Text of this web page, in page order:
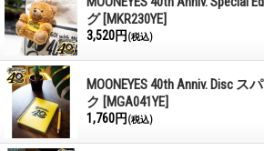
グ [MKR230YE]
3,520円 (税込)
MOONEYES 40th Anniv. Disc
ク [MGA041YE]
1,760円 (税込)